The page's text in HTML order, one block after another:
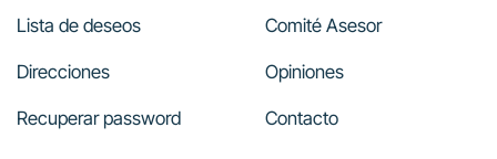
Lista de deseos
Direcciones
Recuperar password
Comité Asesor
Opiniones
Contacto